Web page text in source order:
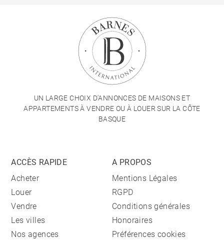
UN LARGE CHOIX D'ANNONCES DE MAISONS ET
APPARTEMENTS À VENDRE OU À LOUER SUR LA CÔTE
BASQUE
ACCÈS RAPIDE
Acheter
Louer
Vendre
Les villes
Nos agences
A PROPOS
Mentions Légales
RGPD
Conditions générales
Honoraires
Préférences cookies